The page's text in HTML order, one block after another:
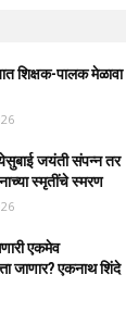
शिक्षक-पालक मेळावा
जयंती संपन्न तर
स्मृतींचे स्मरण
एकमेव
जाणार? एकनाथ शिंदे